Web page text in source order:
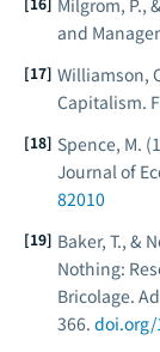
Milgrom, P.,
and
Williamson,
Capitalism.
Spence, M.
Journal of
82010
Baker, T., &
Nothing:
Bricolage.
366. doi.org/